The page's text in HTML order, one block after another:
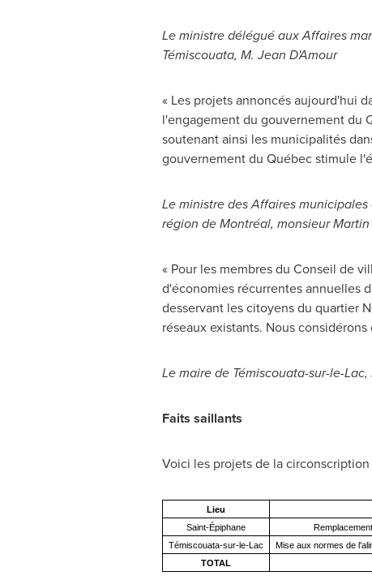
Le ministre délégué aux Affaires
Témiscouata, M. Jean D'Amour
« Les projets annoncés aujourd'hui
l'engagement du gouvernement du
soutenant ainsi les municipalités
gouvernement du Québec stimule
Le ministre des Affaires
région de Montréal, monsieur
« Pour les membres du Conseil de
d'économies récurrentes annuelles
desservant les citoyens du quartier
réseaux existants. Nous
Le maire de Témiscouata-sur-le-
Faits saillants
Voici les projets de la
Lieu
Saint-Épiphane
Témiscouata-sur-le-Lac
Mise aux normes de
TOTAL